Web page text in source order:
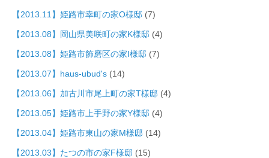
【2013.11】姫路市幸町の家O様邸 (7)
【2013.08】岡山県美咲町の家K様邸 (4)
【2013.08】姫路市飾磨区の家I様邸 (7)
【2013.07】haus-ubud's (14)
【2013.06】加古川市尾上町の家T様邸 (4)
【2013.05】姫路市上手野の家Y様邸 (4)
【2013.04】姫路市東山の家M様邸 (14)
【2013.03】たつの市の家F様邸 (15)